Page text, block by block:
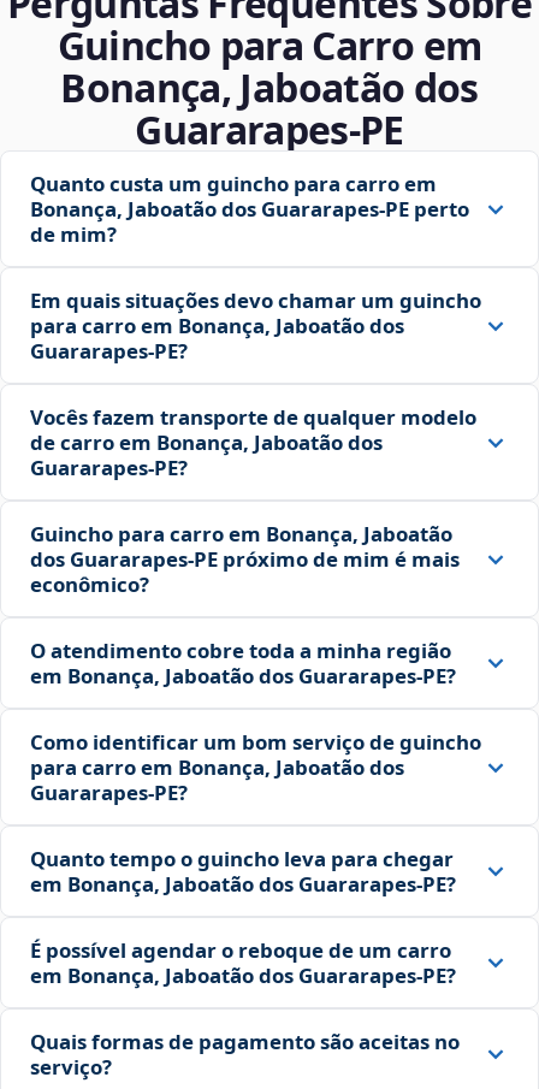
Guincho para Carro em
Bonança, Jaboatão dos
Guararapes‑PE
Quanto custa um guincho para carro em
Bonança, Jaboatão dos Guararapes‑PE perto
de mim?
Em quais situações devo chamar um guincho
para carro em Bonança, Jaboatão dos
Guararapes‑PE?
Vocês fazem transporte de qualquer modelo
de carro em Bonança, Jaboatão dos
Guararapes‑PE?
Guincho para carro em Bonança, Jaboatão
dos Guararapes‑PE próximo de mim é mais
econômico?
O atendimento cobre toda a minha região
em Bonança, Jaboatão dos Guararapes‑PE?
Como identificar um bom serviço de guincho
para carro em Bonança, Jaboatão dos
Guararapes‑PE?
Quanto tempo o guincho leva para chegar
em Bonança, Jaboatão dos Guararapes‑PE?
É possível agendar o reboque de um carro
em Bonança, Jaboatão dos Guararapes‑PE?
Quais formas de pagamento são aceitas no
serviço?